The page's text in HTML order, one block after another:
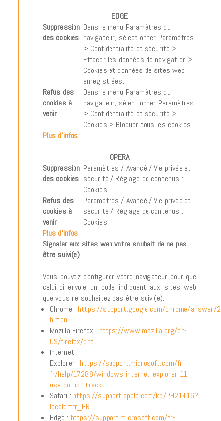
EDGE
Suppression
des cookies
Dans le menu Paramètres du
navigateur, sélectionner Paramètres
> Confidentialité et sécurité >
Effacer les données de navigation >
Cookies et données de sites web
enregistrées.
Refus des
cookies à
venir
Dans le menu Paramètres du
navigateur, sélectionner Paramètres
> Confidentialité et sécurité >
Cookies > Bloquer tous les cookies.
Plus d’infos
OPERA
Suppression
des cookies
Paramètres / Avancé / Vie privée et
sécurité / Réglage de contenus :
Cookies
Refus des
cookies à
venir
Paramètres / Avancé / Vie privée et
sécurité / Réglage de contenus :
Cookies
Plus d’infos
Signaler aux sites web votre souhait de ne pas
être suivi(e)
Vous pouvez configurer votre navigateur pour que
celui-ci envoie un code indiquant aux sites web
que vous ne souhaitez pas être suivi(e).
Chrome : https://support.google.com/chrome/answer/
hl=en
Mozilla Firefox : https://www.mozilla.org/en-
US/firefox/dnt
Internet
Explorer : https://support.microsoft.com/fr-
fr/help/17288/windows-internet-explorer-11-
use-do-not-track
Safari : https://support.apple.com/kb/PH21416?
locale=fr_FR
Edge : https://support.microsoft.com/fr-